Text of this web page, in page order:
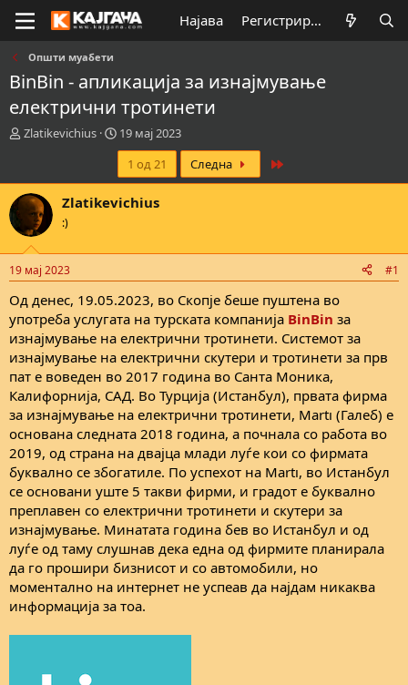
Најава Регистрирај се
Општи муабети
BinBin - апликација за изнајмување
електрични тротинети
К
а
т
о
р
н
т
е
м
а
т
а
Zlatikevichius
В
р
м
е
п
о
н
у
в
а
њ
е
19 мај 2023
1 од 21
Следна
Zlatikevichius
:)
19 мај 2023 #1
Од денес, 19.05.2023, во Скопје беше пуштена во
употреба услугата на турската компанија BinBin за
изнајмување на електрични тротинети. Системот за
изнајмување на електрични скутери и тротинети за прв
пат е воведен во 2017 година во Санта Моника,
Калифорнија, САД. Во Турција (Истанбул), првата фирма
за изнајмување на електрични тротинети, Martı (Галеб) е
основана следната 2018 година, а почнала со работа во
2019, од страна на двајца млади луѓе кои со фирмата
буквално се збогатиле. По успехот на Martı, во Истанбул
се основани уште 5 такви фирми, и градот е буквално
преплавен со електрични тротинети и скутери за
изнајмување. Минатата година бев во Истанбул и од
луѓе од таму слушнав дека една од фирмите планирала
да го прошири бизнисот и со автомобили, но
моментално на интернет не успеав да најдам никаква
информација за тоа.